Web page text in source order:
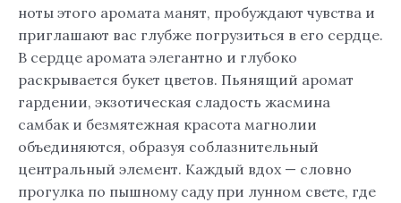
ноты этого аромата манят, пробуждают чувства и
приглашают вас глубже погрузиться в его сердце.
В сердце аромата элегантно и глубоко
раскрывается букет цветов. Пьянящий аромат
гардении, экзотическая сладость жасмина
самбак и безмятежная красота магнолии
объединяются, образуя соблазнительный
центральный элемент. Каждый вдох — словно
прогулка по пышному саду при лунном свете, где